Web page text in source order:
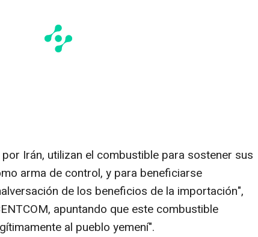
Irán, utilizan el combustible para sostener sus
arma de control, y para beneficiarse
de los beneficios de la importación",
apuntando que este combustible
al pueblo yemení".